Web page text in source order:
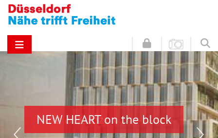
NEW HEART on the block
Hinz & Kunz